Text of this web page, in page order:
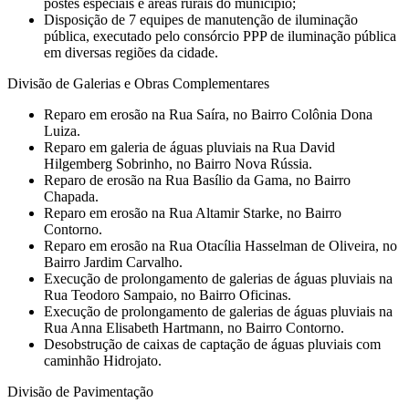
postes especiais e áreas rurais do município;
Disposição de 7 equipes de manutenção de iluminação
pública, executado pelo consórcio PPP de iluminação pública
em diversas regiões da cidade.
Divisão de Galerias e Obras Complementares
⁠Reparo em erosão na Rua Saíra, no Bairro Colônia Dona
Luiza.
Reparo em galeria de águas pluviais na Rua David
Hilgemberg Sobrinho, no Bairro Nova Rússia.
⁠Reparo de erosão na Rua Basílio da Gama, no Bairro
Chapada.
⁠Reparo em erosão na Rua Altamir Starke, no Bairro
Contorno.
⁠Reparo em erosão na Rua Otacília Hasselman de Oliveira, no
Bairro Jardim Carvalho.
⁠Execução de prolongamento de galerias de águas pluviais na
Rua Teodoro Sampaio, no Bairro Oficinas.
⁠Execução de prolongamento de galerias de águas pluviais na
Rua Anna Elisabeth Hartmann, no Bairro Contorno.
Desobstrução de caixas de captação de águas pluviais com
caminhão Hidrojato.
Divisão de Pavimentação